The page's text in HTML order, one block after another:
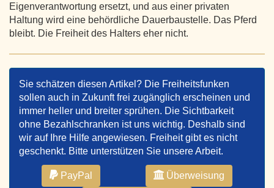
Eigenverantwortung ersetzt, und aus einer privaten
Haltung wird eine behördliche Dauerbaustelle. Das Pferd
bleibt. Die Freiheit des Halters eher nicht.
Sie schätzen diesen Artikel? Die Freiheitsfunken
sollen auch in Zukunft frei zugänglich erscheinen und
immer heller und breiter sprühen. Die Sichtbarkeit
ohne Bezahlschranken ist uns wichtig. Deshalb sind
wir auf Ihre Hilfe angewiesen. Freiheit gibt es nicht
geschenkt. Bitte unterstützen Sie unsere Arbeit.
PayPal Überweisung